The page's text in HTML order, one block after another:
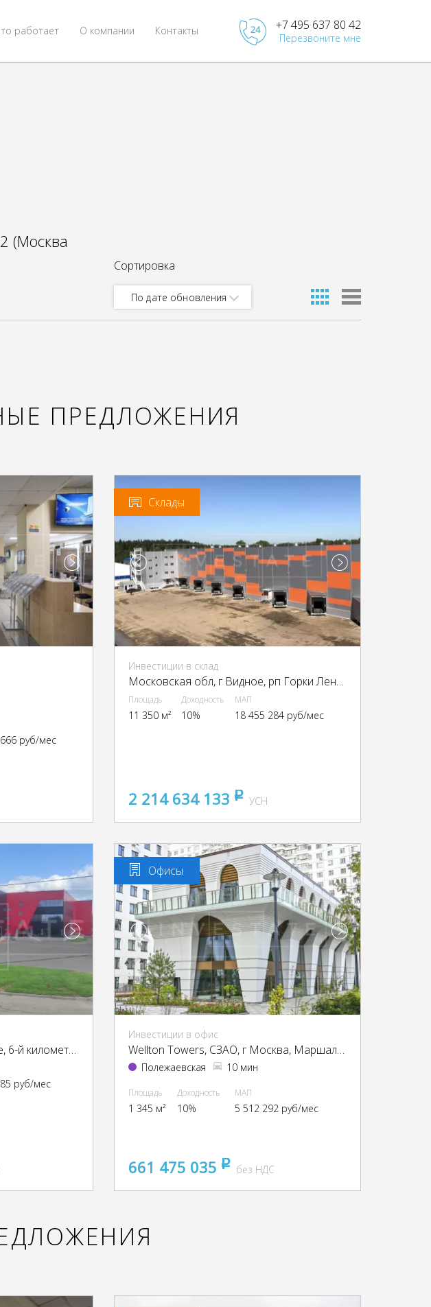
Контакты
О компании
работает +7 495 637 80 42
Перезвоните мне
(Москва
Сортировка
По дате обновления
ПРЕДЛОЖЕНИЯ
руб/мес
Склады
Инвестиции в склад
Московская обл, г Видное, рп Горки Ленинские, Промзона Технопарк улица Восточная, Московская обл., промзона Технопарк, Восточная ул.
Площадь
11 350 м²
Доходность
10%
МАП
18 455 284 руб/мес
2 214 634 133 pуб
УСН
г Москва, Пятницкое шоссе, 6-й километр, г Москва, Пятницкое ш., 6
руб/мес
Офисы
Инвестиции в офис
Wellton Towers, CЗАО, г Москва, Маршала Жукова пр-т, 39
Полежаевская 10 мин
Площадь
1 345 м²
Доходность
10%
МАП
5 512 292 руб/мес
661 475 035 pуббез НДС